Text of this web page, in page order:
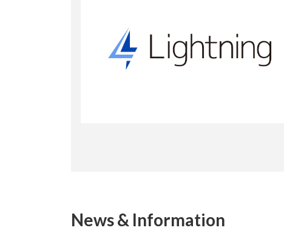
News & Information